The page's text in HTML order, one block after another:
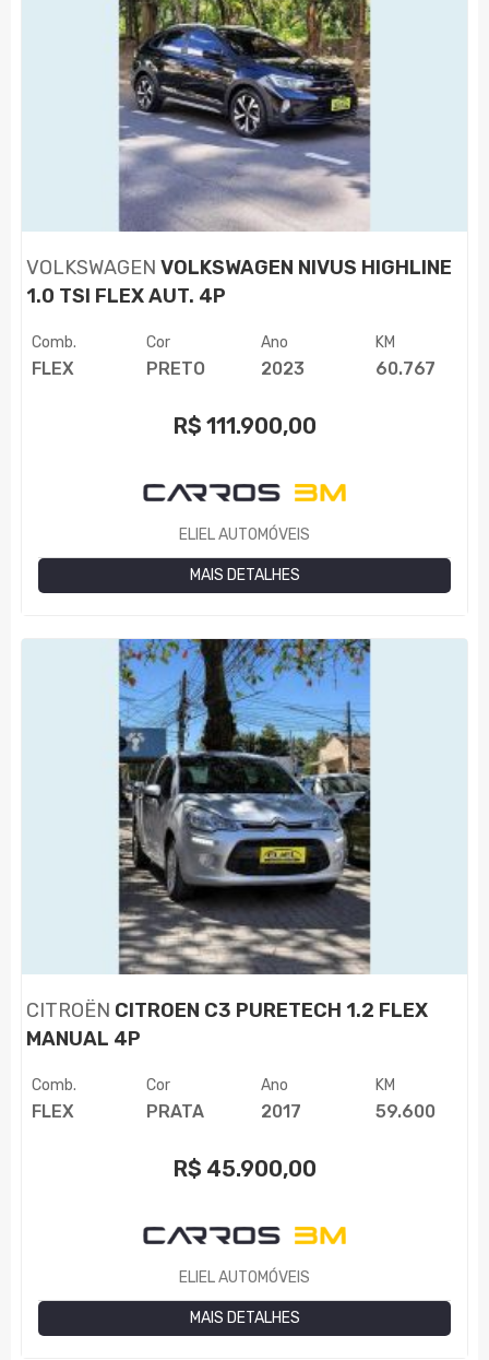
VOLKSWAGEN VOLKSWAGEN NIVUS HIGHLINE
1.0 TSI FLEX AUT. 4P
Comb.
FLEX
Cor
PRETO
Ano
2023
KM
60.767
R$ 111.900,00
ELIEL AUTOMÓVEIS
MAIS DETALHES
CITROËN CITROEN C3 PURETECH 1.2 FLEX
MANUAL 4P
Comb.
FLEX
Cor
PRATA
Ano
2017
KM
59.600
R$ 45.900,00
ELIEL AUTOMÓVEIS
MAIS DETALHES